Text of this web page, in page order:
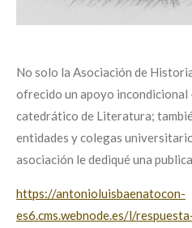
No solo la Asociación de
ofrecido un apoyo
catedrático de Literatura;
entidades y colegas
asociación le dediqué una
https://antonioluisbaenatocon-
es6.cms.webnode.es/l/